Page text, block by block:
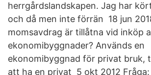
herrgårdslandskapen. Jag har
och då men inte förrän 18 jun
momsavdrag är tillåtna vid inköp
ekonomibyggnader? Används en
ekonomibyggnad för privat bruk,
att ha en privat 5 okt 2012 Fråga: